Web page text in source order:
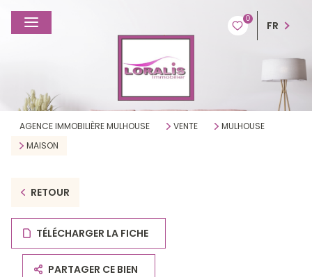
0
FR
AGENCE IMMOBILIÈRE MULHOUSE VENTE
MULHOUSE
MAISON
RETOUR
TÉLÉCHARGER LA FICHE
PARTAGER CE BIEN